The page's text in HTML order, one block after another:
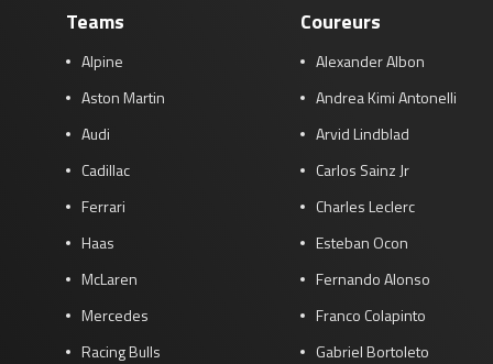
Teams
Alpine
Aston Martin
Audi
Cadillac
Ferrari
Haas
McLaren
Mercedes
Racing Bulls
Coureurs
Alexander Albon
Andrea Kimi Antonelli
Arvid Lindblad
Carlos Sainz Jr
Charles Leclerc
Esteban Ocon
Fernando Alonso
Franco Colapinto
Gabriel Bortoleto